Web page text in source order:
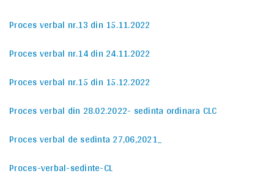
Proces verbal nr.13 din 15.11.2022
Proces verbal nr.14 din 24.11.2022
Proces verbal nr.15 din 15.12.2022
Proces verbal din 28.02.2022- sedinta ordinara CLC
Proces verbal de sedinta 27,06,2021_
Proces-verbal-sedinte-CL